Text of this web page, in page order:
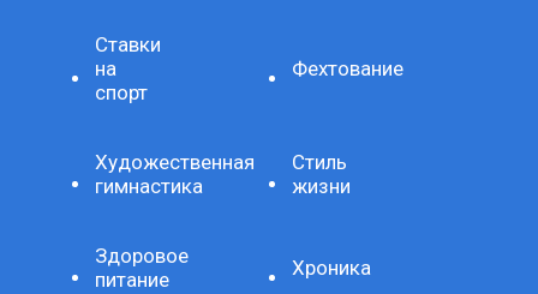
Ставки
на
спорт
Фехтование
Художественная
гимнастика
Стиль
жизни
Здоровое
питание
Хроника